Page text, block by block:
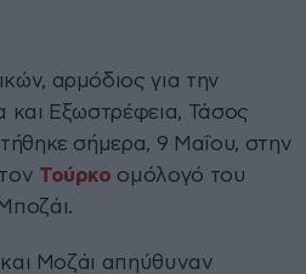
αρμόδιος για την
και Εξωστρέφεια, Τάσος
σήμερα, 9 Μαΐου, στην
Τούρκο ομόλογό του
Μοζάι απηύθυναν